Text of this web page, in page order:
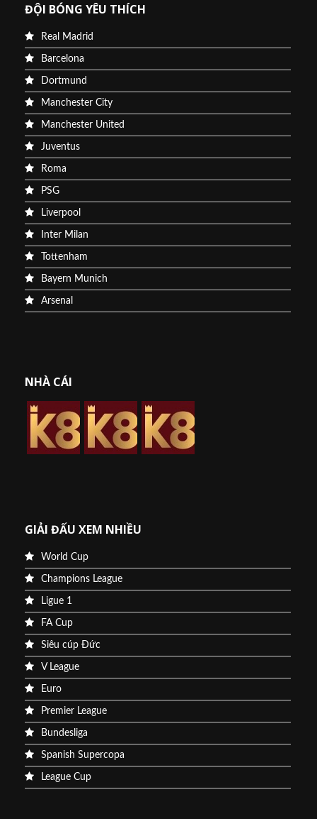
ĐỘI BÓNG YÊU THÍCH
Real Madrid
Barcelona
Dortmund
Manchester City
Manchester United
Juventus
Roma
PSG
Liverpool
Inter Milan
Tottenham
Bayern Munich
Arsenal
NHÀ CÁI
GIẢI ĐẤU XEM NHIỀU
World Cup
Champions League
Ligue 1
FA Cup
Siêu cúp Đức
V League
Euro
Premier League
Bundesliga
Spanish Supercopa
League Cup